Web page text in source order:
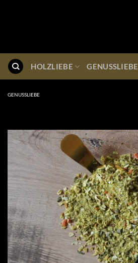
HOLZLIEBE GENUSSLIEBE
GENUSSLIEBE